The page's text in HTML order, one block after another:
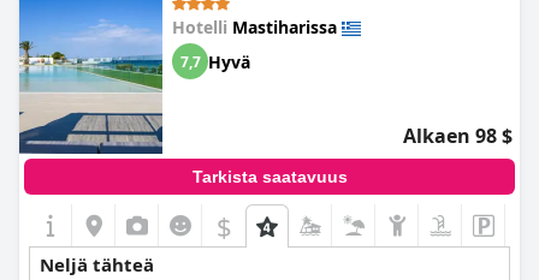
Hotelli Mastiharissa
7,7 Hyvä
Alkaen 98 $
Tarkista saatavuus
$
Neljä tähteä